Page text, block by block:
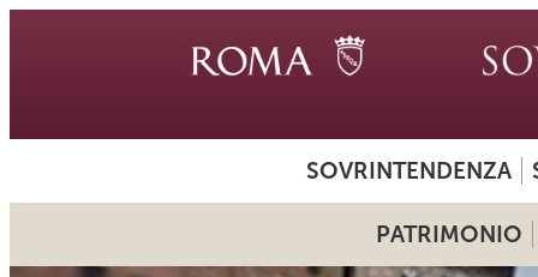
SOVRINTENDENZA
PATRIMONIO